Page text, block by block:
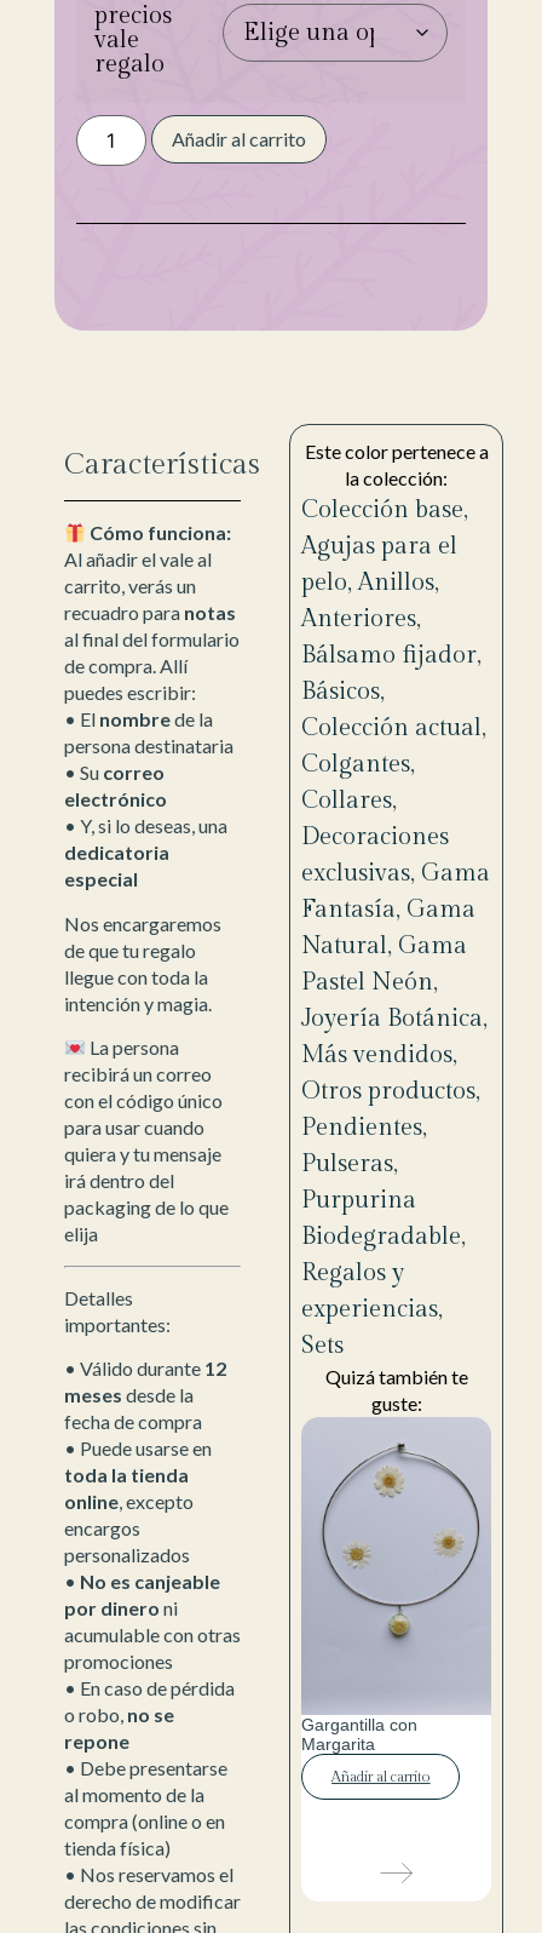
precios
vale
regalo
Añadir al carrito
Características
Cómo funciona:
Al añadir el vale al
carrito, verás un
recuadro para notas
al final del formulario
de compra. Allí
puedes escribir:
• El nombrede la
persona destinataria
• Su correo
electrónico
• Y, si lo deseas, una
dedicatoria
especial
Nos encargaremos
de que tu regalo
llegue con toda la
intención y magia.
La persona
recibirá un correo
con el código único
para usar cuando
quiera y tu mensaje
irá dentro del
packaging de lo que
elija
Detalles
importantes:
• Válido durante 12
meses desde la
fecha de compra
• Puede usarse en
toda la tienda
online, excepto
encargos
personalizados
• No es canjeable
por dinero ni
acumulable con otras
promociones
• En caso de pérdida
o robo, no se
repone
• Debe presentarse
al momento de la
compra (online o en
tienda física)
• Nos reservamos el
derecho de modificar
las condiciones sin
Este color pertenece a
la colección:
Colección base,
Agujas para el
pelo,Anillos,
Anteriores,
Bálsamo fijador,
Básicos,
Colección actual,
Colgantes,
Collares,
Decoraciones
exclusivas, Gama
Fantasía, Gama
Natural, Gama
Pastel Neón,
Joyería Botánica,
Más vendidos,
Otros productos,
Pendientes,
Pulseras,
Purpurina
Biodegradable,
Regalos y
experiencias,
Sets
Quizá también te
guste:
Gargantilla con
Margarita
Añadir al carrito